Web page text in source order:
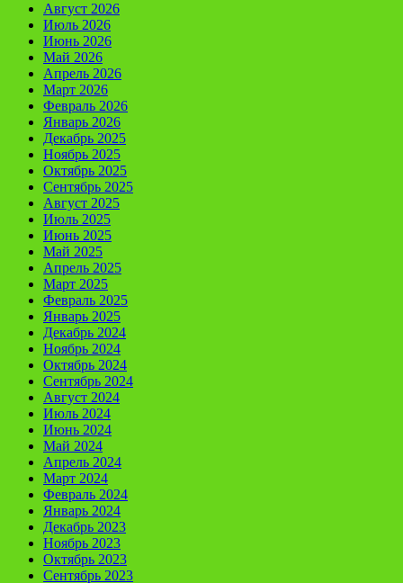
Август 2026
Июль 2026
Июнь 2026
Май 2026
Апрель 2026
Март 2026
Февраль 2026
Январь 2026
Декабрь 2025
Ноябрь 2025
Октябрь 2025
Сентябрь 2025
Август 2025
Июль 2025
Июнь 2025
Май 2025
Апрель 2025
Март 2025
Февраль 2025
Январь 2025
Декабрь 2024
Ноябрь 2024
Октябрь 2024
Сентябрь 2024
Август 2024
Июль 2024
Июнь 2024
Май 2024
Апрель 2024
Март 2024
Февраль 2024
Январь 2024
Декабрь 2023
Ноябрь 2023
Октябрь 2023
Сентябрь 2023